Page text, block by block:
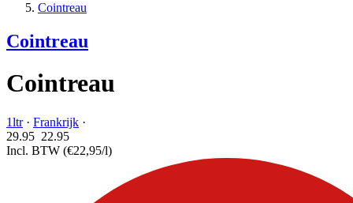
Cointreau
Cointreau
Cointreau
1ltr· Frankrijk ·
29.95 22.95
Incl. BTW (€22,95/l)